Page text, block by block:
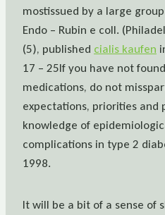
mostissued by a large
Endo – Rubin e coll.
(5), published cialis kaufen
17 – 25If you have not
medications, do not
expectations, priorities and
knowledge of
complications in type 2
1998.
It will be a bit of a sense of